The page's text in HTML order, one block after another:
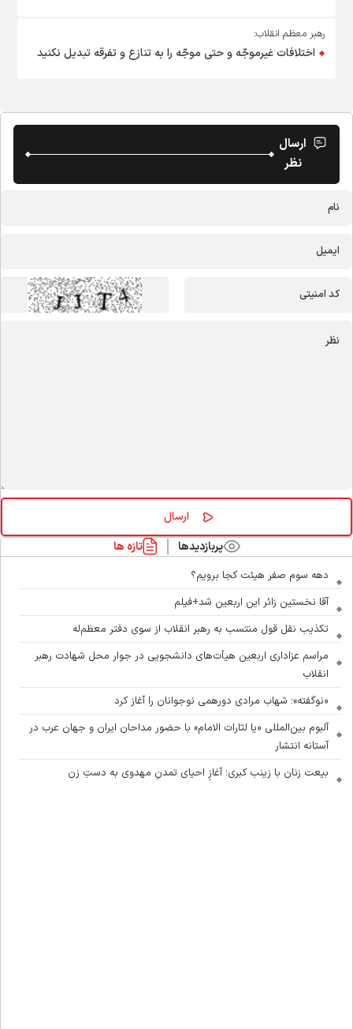
رهبر معظم انقلاب:
اختلافات غیرموجّه و حتی موجّه را به تنازع و تفرقه تبدیل نکنید
ارسال
نظر
پربازدیدها تازه ها
دهه سوم صفر هیئت کجا برویم؟
آقا نخستین زائر این اربعین شد+فیلم
تکذیب نقل قول منتسب به رهبر انقلاب از سوی دفتر معظم‌له
مراسم عزاداری اربعین هیأت‌های دانشجویی در جوار محل شهادت رهبر
انقلاب
«نوگفته»؛ شهاب مرادی دورهمی نوجوانان را آغاز کرد
آلبوم بین‌المللی «یا لثارات الامام» با حضور مداحان ایران و جهان عرب در
آستانه انتشار
بیعت زنان با زینب کبری؛ آغازِ احیای تمدنِ مهدوی به دستِ زن